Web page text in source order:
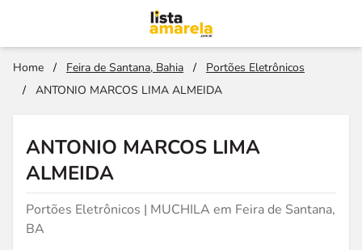
Home / Feira de Santana, Bahia /
Portões Eletrônicos
/
ANTONIO MARCOS LIMA ALMEIDA
ANTONIO MARCOS LIMA
ALMEIDA
Portões Eletrônicos | MUCHILA em Feira de Santana,
BA